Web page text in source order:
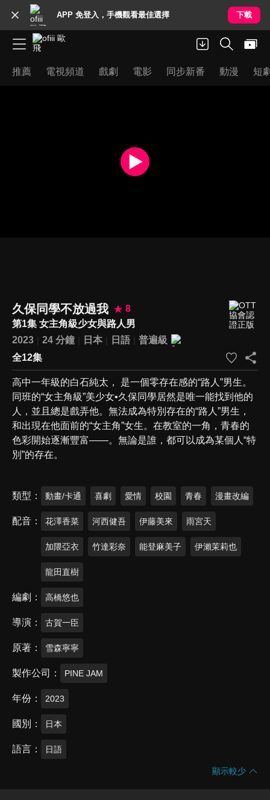
APP 免登入，手機觀看最佳選擇 下載
推薦 電視頻道 戲劇 電影 同步新番 動漫 短
久保同學不放過我
8
第1集 女主角級少女與路人男
2023
24 分鐘 日本 日語
普遍級
全12集
高中一年級的白石純太， 是一個零存在感的“路人”男生。
同班的“女主角級”美少女•久保同學居然是唯一能找到他的
人，並且總是戲弄他。無法成為特別存在的“路人”男生，
和出現在他面前的“女主角”女生。在教室的一角，青春的
色彩開始逐漸豐富——。無論是誰，都可以成為某個人“特
別”的存在。
類型 動畫/卡通 喜劇 愛情 校園 青春 漫畫改編
配音 花澤香菜 河西健吾 伊藤美來 雨宮天
加隈亞衣 竹達彩奈 能登麻美子 伊瀨茉莉也
龍田直樹
編劇 高橋悠也
導演 古賀一臣
原著 雪森寧寧
製作公司 PINE JAM
年份 2023
國別 日本
語言 日語
顯示較少